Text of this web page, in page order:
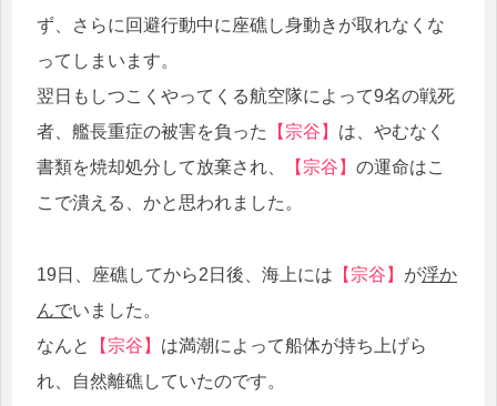
ず、さらに回避行動中に座礁し身動きが取れなくな
ってしまいます。
翌日もしつこくやってくる航空隊によって9名の戦死
者、艦長重症の被害を負った
【宗谷】 は、やむなく
書類を焼却処分して放棄され、
【宗谷】 の運命はこ
こで潰える、かと思われました。
19日、座礁してから2日後、海上には 【宗谷】 が浮か
んでいました。
なんと
【宗谷】 は満潮によって船体が持ち上げら
れ、自然離礁していたのです。